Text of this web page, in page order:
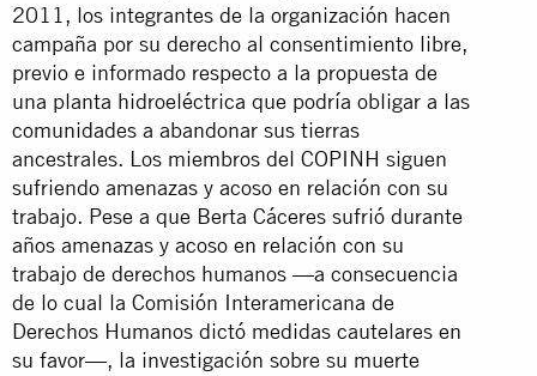
2011, los integrantes de la organización hacen
campaña por su derecho al consentimiento libre,
previo e informado respecto a la propuesta de
una planta hidroeléctrica que podría obligar a las
comunidades a abandonar sus tierras
ancestrales. Los miembros del COPINH siguen
sufriendo amenazas y acoso en relación con su
trabajo. Pese a que Berta Cáceres sufrió durante
años amenazas y acoso en relación con su
trabajo de derechos humanos —a consecuencia
de lo cual la Comisión Interamericana de
Derechos Humanos dictó medidas cautelares en
su favor—, la investigación sobre su muerte